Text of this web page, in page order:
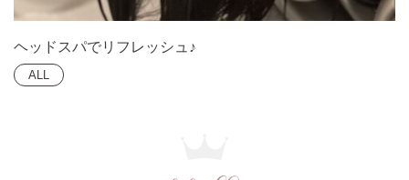
ヘッドスパでリフレッシュ♪
ALL